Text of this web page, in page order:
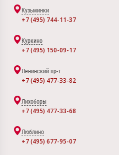
Кузьминки
+7 (495) 744-11-37
Куркино
+7 (495) 150-09-17
Ленинский пр-т
+7 (495) 477-33-82
Лихоборы
+7 (495) 477-33-68
Люблино
+7 (495) 677-95-07